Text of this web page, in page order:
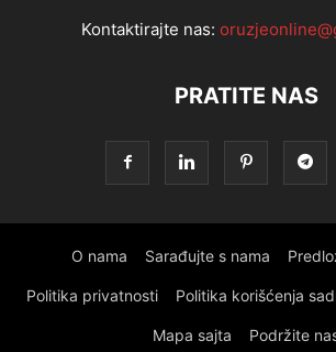
Kontaktirajte nas:
PRATITE NAS
O nama Sarađujte s nama
Politika privatnosti Politika korišćenja
Mapa sajta Podržite